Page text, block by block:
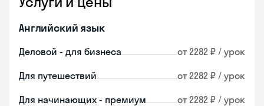
Английский язык
Деловой - для бизнеса от 2282 ₽ / урок
Для путешествий от 2282 ₽ / урок
Для начинающих - премиум от 2282 ₽ / урок